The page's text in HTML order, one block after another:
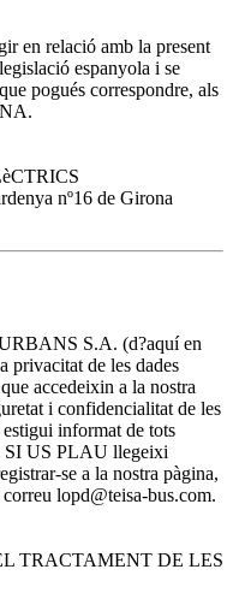
en relació amb la present
espanyola i se
pogués correspondre, als
nº16 de Girona
S.A. (d?aquí en
privacitat de les dades
accedeixin a la nostra
i confidencialitat de les
informat de tots
SI US PLAU llegeixi
se a la nostra pàgina,
lopd@teisa-bus.com.
TRACTAMENT DE LES